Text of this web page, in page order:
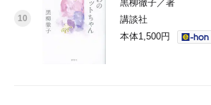
黒柳徹子／著
講談社
本体1,500円